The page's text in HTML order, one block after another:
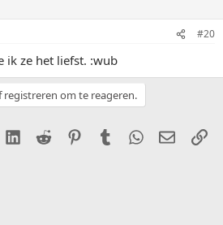
#20
ik ze het liefst. :wub
om te reageren.
LinkedIn
Reddit PinterestTumblr WhatsApp
E-mail